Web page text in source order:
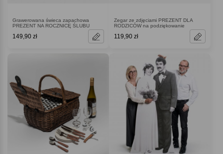
Grawerowana świeca zapachowa
PREZENT NA ROCZNICĘ ŚLUBU
149,90 zł
Zegar ze zdjęciami PREZENT DLA
RODZICÓW na podziękowanie
119,90 zł